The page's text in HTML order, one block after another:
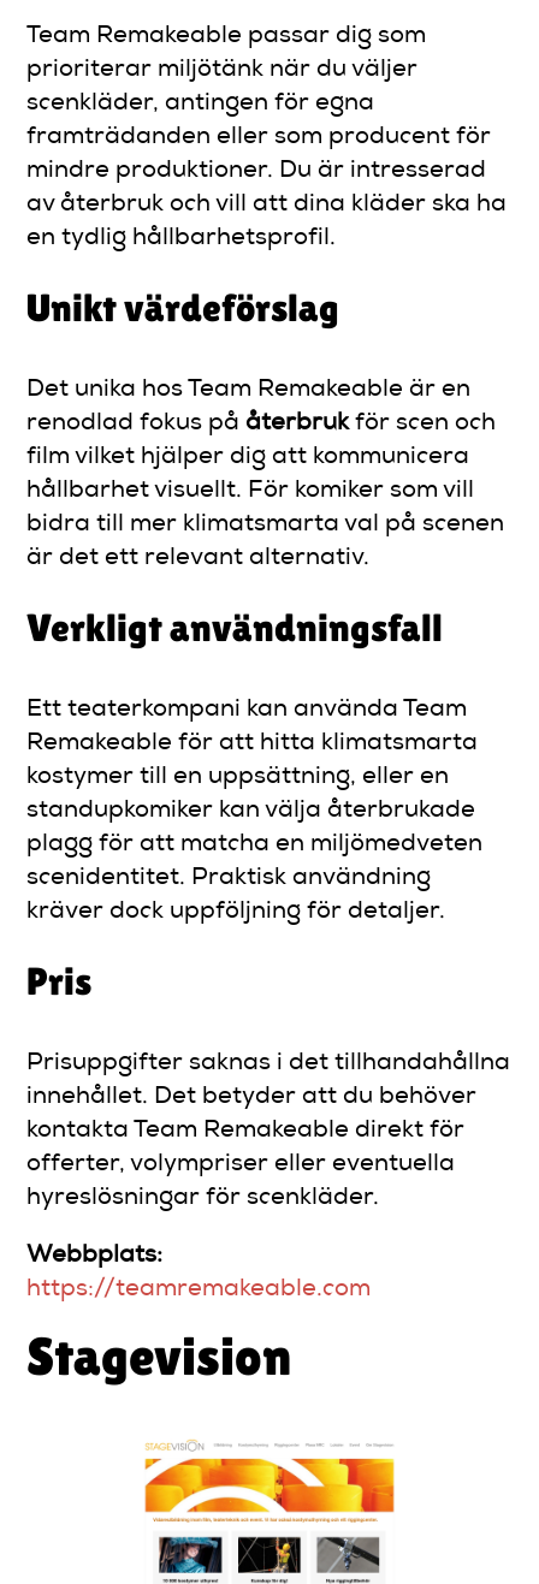
Team Remakeable passar dig som
prioriterar miljötänk när du väljer
scenkläder, antingen för egna
framträdanden eller som producent för
mindre produktioner. Du är intresserad
av återbruk och vill att dina kläder ska ha
en tydlig hållbarhetsprofil.
Unikt värdeförslag
Det unika hos Team Remakeable är en
renodlad fokus pååterbrukför scen och
film vilket hjälper dig att kommunicera
hållbarhet visuellt. För komiker som vill
bidra till mer klimatsmarta val på scenen
är det ett relevant alternativ.
Verkligt användningsfall
Ett teaterkompani kan använda Team
Remakeable för att hitta klimatsmarta
kostymer till en uppsättning, eller en
standupkomiker kan välja återbrukade
plagg för att matcha en miljömedveten
scenidentitet. Praktisk användning
kräver dock uppföljning för detaljer.
Pris
Prisuppgifter saknas i det tillhandahållna
innehållet. Det betyder att du behöver
kontakta Team Remakeable direkt för
offerter, volympriser eller eventuella
hyreslösningar för scenkläder.
Webbplats:
https://teamremakeable.com
Stagevision